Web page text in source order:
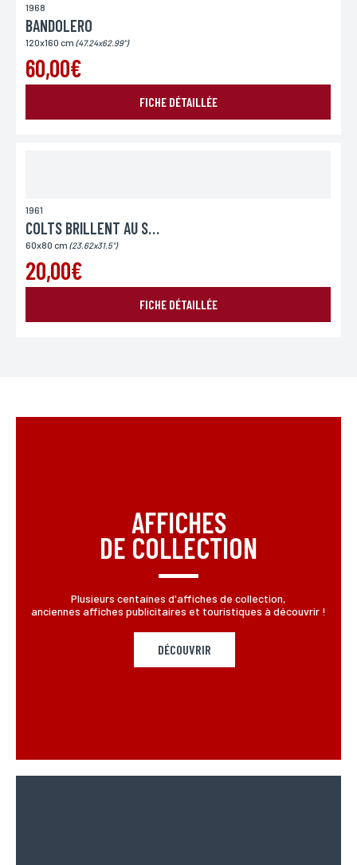
1968
BANDOLERO
120x160 cm (47.24x62.99")
60,00€
FICHE DÉTAILLÉE
1961
COLTS BRILLENT AU SOLEIL
60x80 cm (23.62x31.5")
20,00€
FICHE DÉTAILLÉE
AFFICHES
DE COLLECTION
Plusieurs centaines d'affiches de collection,
anciennes affiches publicitaires et touristiques à découvrir !
DÉCOUVRIR